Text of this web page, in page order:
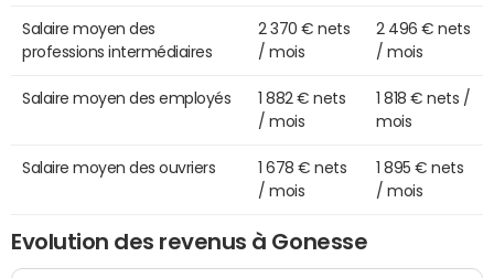
Salaire moyen des
professions intermédiaires
2 370 € nets
/ mois
2 496 € nets
/ mois
Salaire moyen des employés
1 882 € nets
/ mois
1 818 € nets /
mois
Salaire moyen des ouvriers
1 678 € nets
/ mois
1 895 € nets
/ mois
Evolution des revenus à Gonesse